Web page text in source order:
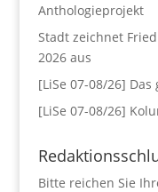
Anthologieprojekt
Stadt zeichnet
2026 aus
[LiSe 07-08/26]
[LiSe 07-08/26]
Bitte reichen Sie